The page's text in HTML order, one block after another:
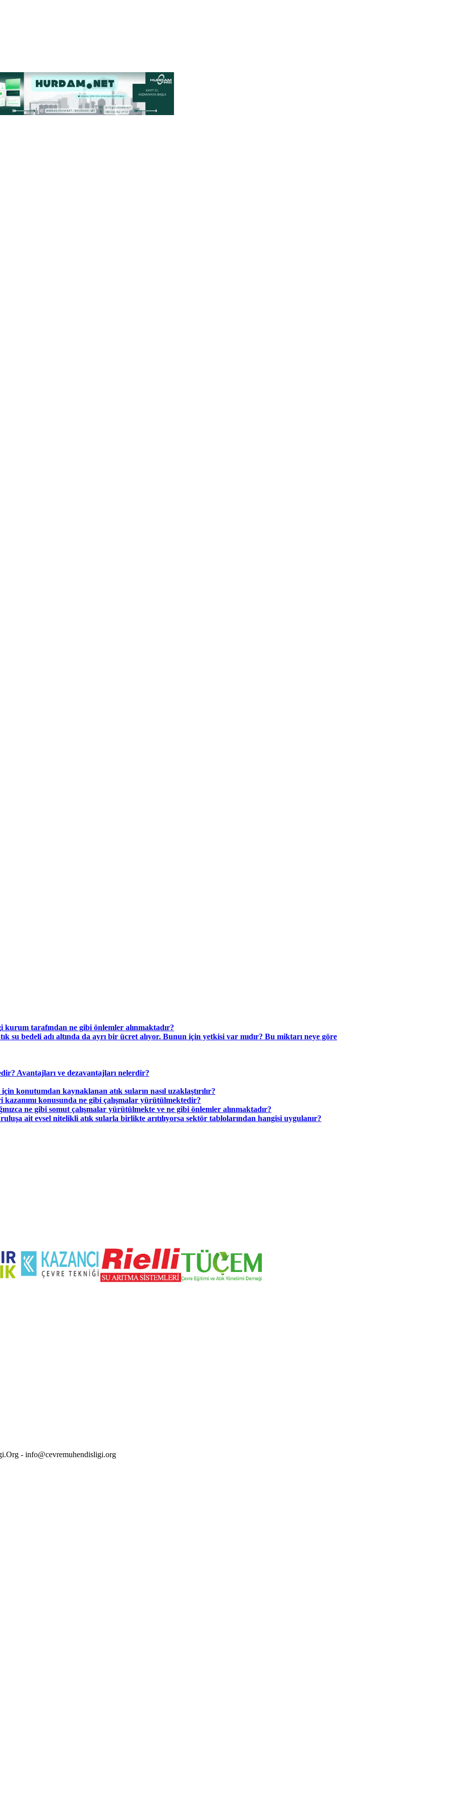
tarafından ne gibi önlemler alınmaktadır?
su bedeli adı altında da ayrı bir ücret alıyor. Bunun için yetkisi var mıdır? Bu miktarı neye göre
Avantajları ve dezavantajları nelerdir?
konutumdan kaynaklanan atık suların nasıl uzaklaştırılır?
kazanımı konusunda ne gibi çalışmalar yürütülmektedir?
ne gibi somut çalışmalar yürütülmekte ve ne gibi önlemler alınmaktadır?
ait evsel nitelikli atık sularla birlikte arıtılıyorsa sektör tablolarından hangisi uygulanır?
- info@cevremuhendisligi.org